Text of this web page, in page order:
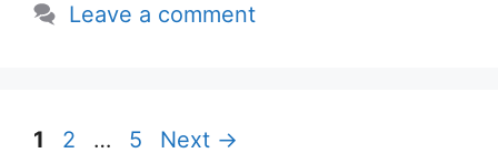
Leave a comment
Page
1 Page
2 … Page
5 Next →